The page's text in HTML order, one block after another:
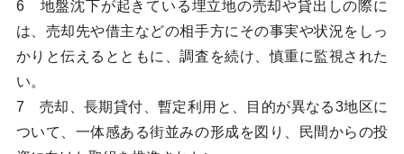
6 地盤沈下が起きている埋立地の売却や貸出しの際に
は、売却先や借主などの相手方にその事実や状況をしっ
かりと伝えるとともに、調査を続け、慎重に監視された
い。
7 売却、長期貸付、暫定利用と、目的が異なる3地区に
ついて、一体感ある街並みの形成を図り、民間からの投